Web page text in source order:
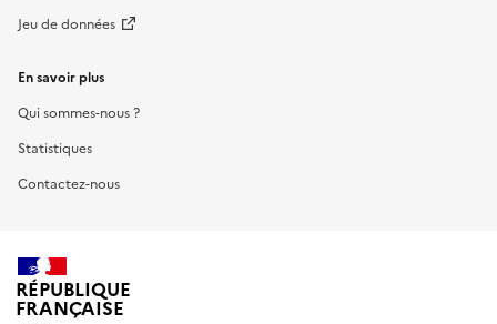
Jeu de données
En savoir plus
Qui sommes-nous ?
Statistiques
Contactez-nous
RÉPUBLIQUE
FRANÇAISE